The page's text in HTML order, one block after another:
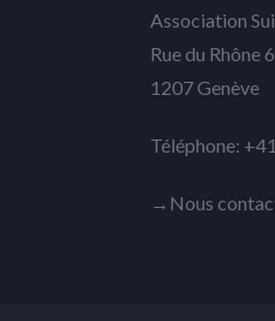
Association
Rue du Rhône
1207 Genève
Téléphone:
→Nous